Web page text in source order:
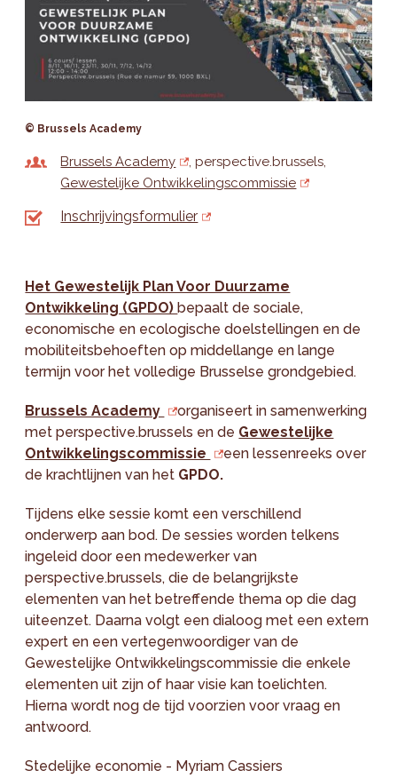
© Brussels Academy
Brussels Academy
perspective.brussels
Gewestelijke Ontwikkelingscommissie
Inschrijvingsformulier
Het Gewestelijk Plan Voor Duurzame
Ontwikkeling (GPDO)bepaalt de sociale,
economische en ecologische doelstellingen en de
mobiliteitsbehoeften op middellange en lange
termijn voor het volledige Brusselse grondgebied.
Brussels Academy
organiseert in samenwerking
met perspective.brussels en de Gewestelijke
Ontwikkelingscommissie
een lessenreeks over
de krachtlijnen van het GPDO.
Tijdens elke sessie komt een verschillend
onderwerp aan bod. De sessies worden telkens
ingeleid door een medewerker van
perspective.brussels, die de belangrijkste
elementen van het betreffende thema op die dag
uiteenzet. Daarna volgt een dialoog met een extern
expert en een vertegenwoordiger van de
Gewestelijke Ontwikkelingscommissie die enkele
elementen uit zijn of haar visie kan toelichten.
Hierna wordt nog de tijd voorzien voor vraag en
antwoord.
Stedelijke economie - Myriam Cassiers